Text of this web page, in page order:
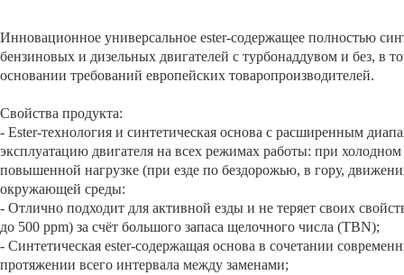
Инновационное универсальное ester-содержащее полностью
бензиновых и дизельных двигателей с турбонаддувом и без, в
основании требований европейских товаропроизводителей.
Свойства продукта:
- Ester-технология и синтетическая основа с расширенным
эксплуатацию двигателя на всех режимах работы: при
повышенной нагрузке (при езде по бездорожью, в гору,
окружающей среды:
- Отлично подходит для активной езды и не теряет своих
до 500 ppm) за счёт большого запаса щелочного числа (TBN);
- Синтетическая ester-содержащая основа в сочетании
протяжении всего интервала между заменами;